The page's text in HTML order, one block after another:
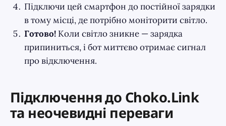
Підключи цей смартфон до постійної зарядки
в тому місці, де потрібно моніторити світло.
Готово! Коли світло зникне — зарядка
припиниться, і бот миттєво отримає сигнал
про відключення.
Підключення до Choko.Link
та неочевидні переваги